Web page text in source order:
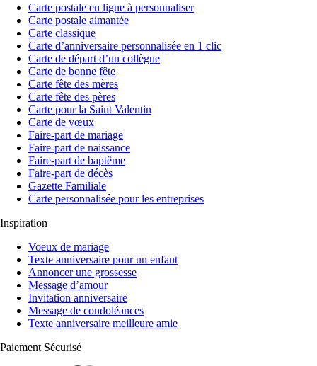
Carte postale en ligne à personnaliser
Carte postale aimantée
Carte classique
Carte d’anniversaire personnalisée en 1 clic
Carte de départ d’un collègue
Carte de bonne fête
Carte fête des mères
Carte fête des pères
Carte pour la Saint Valentin
Carte de vœux
Faire-part de mariage
Faire-part de naissance
Faire-part de baptême
Faire-part de décès
Gazette Familiale
Carte personnalisée pour les entreprises
Inspiration
Voeux de mariage
Texte anniversaire pour un enfant
Annoncer une grossesse
Message d’amour
Invitation anniversaire
Message de condoléances
Texte anniversaire meilleure amie
Paiement Sécurisé